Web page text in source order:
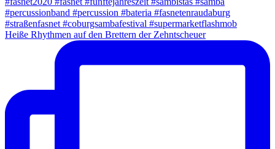
Heiße Rhythmen auf den Brettern der Zehntscheuer